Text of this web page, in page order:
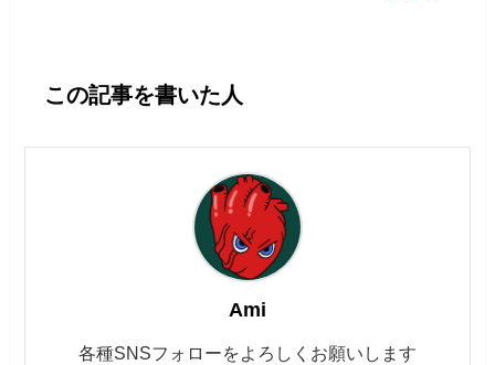
この記事を書いた人
Ami
各種SNSフォローをよろしくお願いします